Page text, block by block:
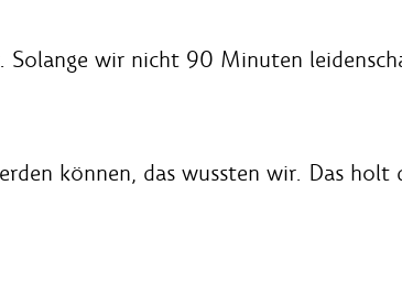
wir nicht 90 Minuten
können, das wussten wir. Das holt